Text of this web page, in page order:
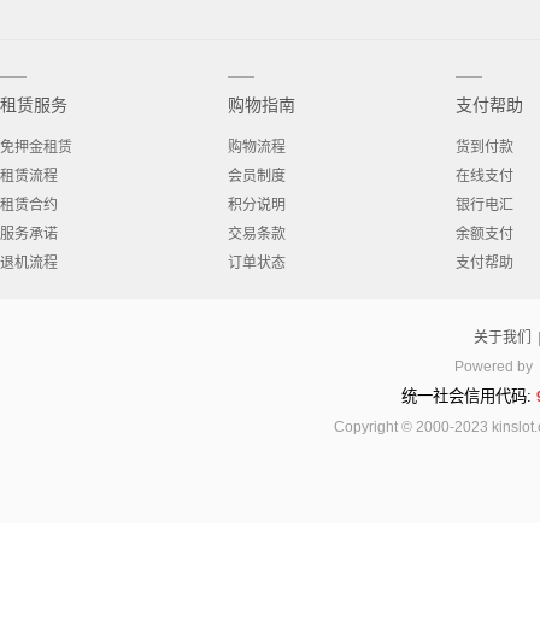
租赁服务
免押金租赁
租赁流程
租赁合约
服务承诺
退机流程
购物指南
购物流程
会员制度
积分说明
交易条款
订单状态
支付帮助
货到付款
在线支付
银行电汇
余额支付
支付帮助
关于我们
Powered by
统一社会信用代码:
Copyright © 2000-2023